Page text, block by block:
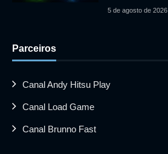
5 de agosto de 2026
Parceiros
Canal Andy Hitsu Play
Canal Load Game
Canal Brunno Fast